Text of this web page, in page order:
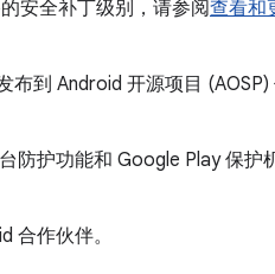
安全补丁级别，请参阅查看和
到 Android 开源项目 (AOSP)
防护功能和 Google Play 保护
合作伙伴。